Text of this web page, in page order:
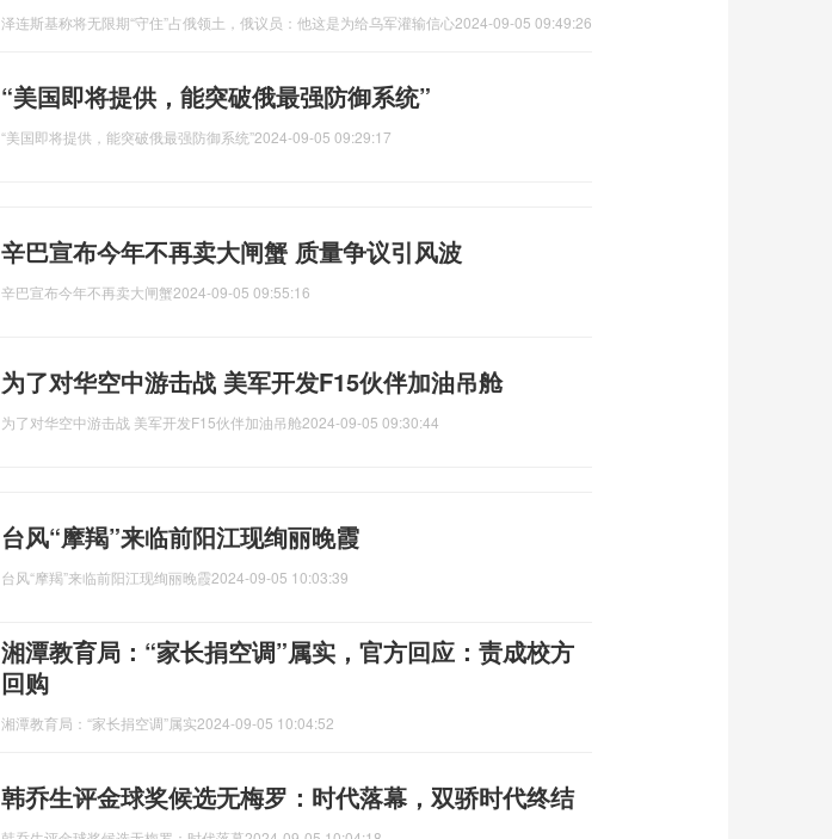
泽连斯基称将无限期“守住”占俄领土，俄议员：他这是为给乌军灌输信心2024-09-05 09:49:26
“美国即将提供，能突破俄最强防御系统”
“美国即将提供，能突破俄最强防御系统”2024-09-05 09:29:17
辛巴宣布今年不再卖大闸蟹 质量争议引风波
辛巴宣布今年不再卖大闸蟹2024-09-05 09:55:16
为了对华空中游击战 美军开发F15伙伴加油吊舱
为了对华空中游击战 美军开发F15伙伴加油吊舱2024-09-05 09:30:44
台风“摩羯”来临前阳江现绚丽晚霞
台风“摩羯”来临前阳江现绚丽晚霞2024-09-05 10:03:39
湘潭教育局：“家长捐空调”属实，官方回应：责成校方
回购
湘潭教育局：“家长捐空调”属实2024-09-05 10:04:52
韩乔生评金球奖候选无梅罗：时代落幕，双骄时代终结